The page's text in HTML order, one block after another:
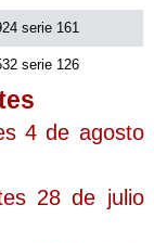
serie 161
serie 126
4 de agosto
28 de julio